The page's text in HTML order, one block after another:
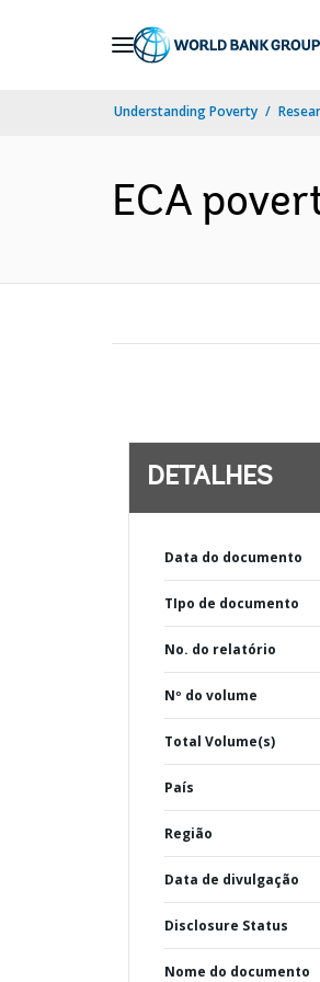
Understanding Poverty
ECA
DETALHES
Data do documento
TIpo de documento
No. do relatório
Nº do volume
Total Volume(s)
País
Região
Data de divulgação
Disclosure Status
Nome do documento